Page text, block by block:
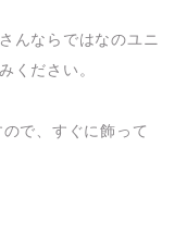
んならではなのユニ
ください。
で、すぐに飾って